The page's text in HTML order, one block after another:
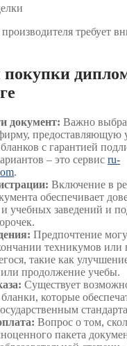
требует
покупки
документ: Важно
предоставляющую
с гарантией
– это сервис ru-
.
Включение в
обеспечивает
и учебных заведений и
Предпочтение
техникумов или
такие как
продолжение учебы.
Существует
которые
Вопрос о том,
пакета